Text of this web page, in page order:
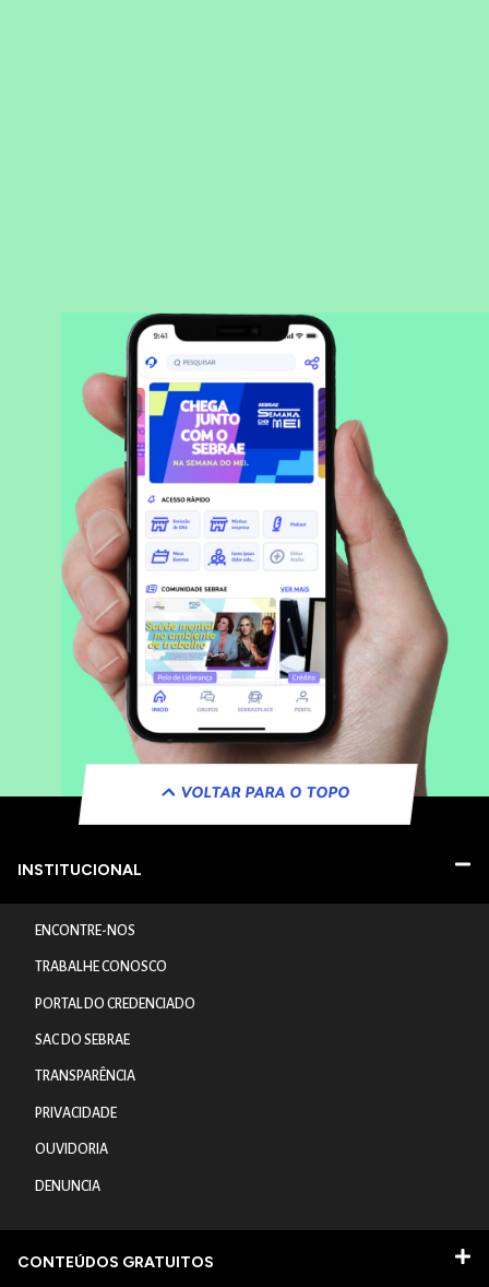
VOLTAR PARA O TOPO
INSTITUCIONAL
ENCONTRE-NOS
TRABALHE CONOSCO
PORTAL DO CREDENCIADO
SAC DO SEBRAE
TRANSPARÊNCIA
PRIVACIDADE
OUVIDORIA
DENUNCIA
CONTEÚDOS GRATUITOS